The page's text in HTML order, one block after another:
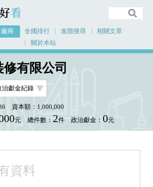
商 全國排行 進階搜尋
相關文章
關於本站
有限公司
資本額：1,000,000
元 總件數： 2件 政治獻金： 0元
資料